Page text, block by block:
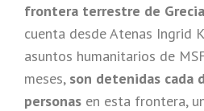
frontera terrestre de
cuenta desde Atenas Ingrid
asuntos humanitarios de
meses, son detenidas cada
personas en esta frontera,